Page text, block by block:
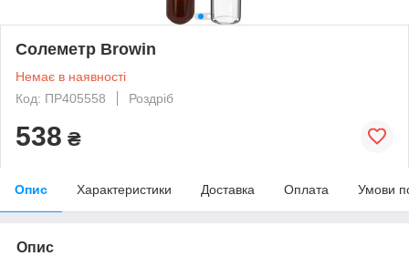
Солеметр Browin
Немає в наявності
Код: ПР405558
Роздріб
538 ₴
Опис Характеристики Доставка Оплата Умови
Опис